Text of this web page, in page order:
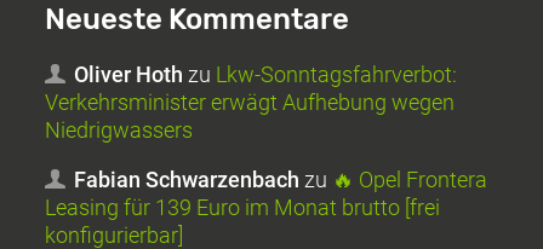
Neueste Kommentare
Oliver Hoth zu Lkw-Sonntagsfahrverbot:
Verkehrsminister erwägt Aufhebung wegen
Niedrigwassers
Fabian Schwarzenbach zu 🔥 Opel Frontera
Leasing für 139 Euro im Monat brutto [frei
konfigurierbar]